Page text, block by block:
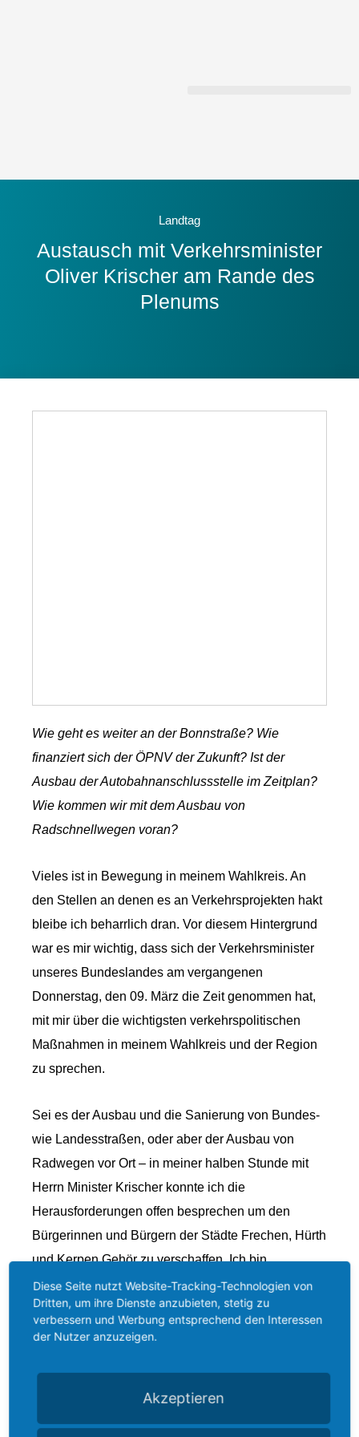
Landtag
Austausch mit Verkehrsminister
Oliver Krischer am Rande des
Plenums
Wie geht es weiter an der Bonnstraße? Wie
finanziert sich der ÖPNV der Zukunft? Ist der
Ausbau der Autobahnanschlussstelle im Zeitplan?
Wie kommen wir mit dem Ausbau von
Radschnellwegen voran?
Vieles ist in Bewegung in meinem Wahlkreis. An
den Stellen an denen es an Verkehrsprojekten hakt
bleibe ich beharrlich dran. Vor diesem Hintergrund
war es mir wichtig, dass sich der Verkehrsminister
unseres Bundeslandes am vergangenen
Donnerstag, den 09. März die Zeit genommen hat,
mit mir über die wichtigsten verkehrspolitischen
Maßnahmen in meinem Wahlkreis und der Region
zu sprechen.
Sei es der Ausbau und die Sanierung von Bundes-
wie Landesstraßen, oder aber der Ausbau von
Radwegen vor Ort – in meiner halben Stunde mit
Herrn Minister Krischer konnte ich die
Herausforderungen offen besprechen um den
Bürgerinnen und Bürgern der Städte Frechen, Hürth
und Kerpen Gehör zu verschaffen. Ich bin
zuversichtlich, dass ich zu den eingereichten
Fragen und Anliegen stichhaltige Antworten durch
das Ministerium erhalten werde, worüber ich im
möchte. Wichtig ist und bleibt, dass wir in der
Zusammenarbeit von CDU und B90/Die Grünen in
unserem Bundesland Nordrhein-Westfalen
Diese Seite nutzt Website-Tracking-Technologien von
Dritten, um ihre Dienste anzubieten, stetig zu
verbessern und Werbung entsprechend den Interessen
der Nutzer anzuzeigen.
Akzeptieren